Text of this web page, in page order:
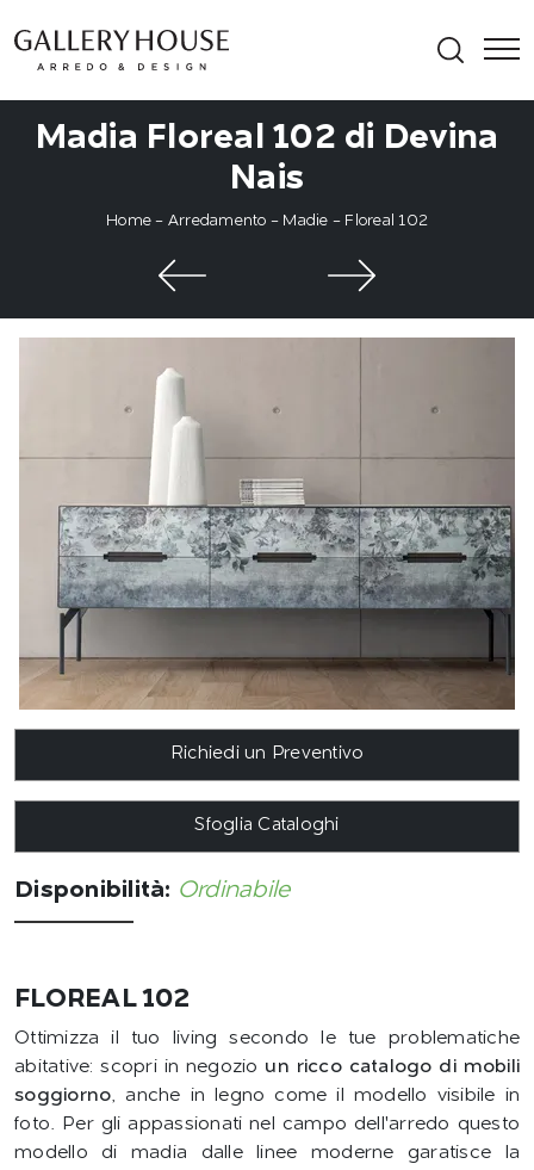
Madia Floreal 102 di Devina
Nais
Home - Arredamento - Madie - Floreal 102
Richiedi un Preventivo
Sfoglia Cataloghi
Disponibilità: Ordinabile
FLOREAL 102
Ottimizza il tuo living secondo le tue problematiche
abitative: scopri in negozio un ricco catalogo di mobili
soggiorno, anche in legno come il modello visibile in
foto. Per gli appassionati nel campo dell'arredo questo
modello di madia dalle linee moderne garatisce la